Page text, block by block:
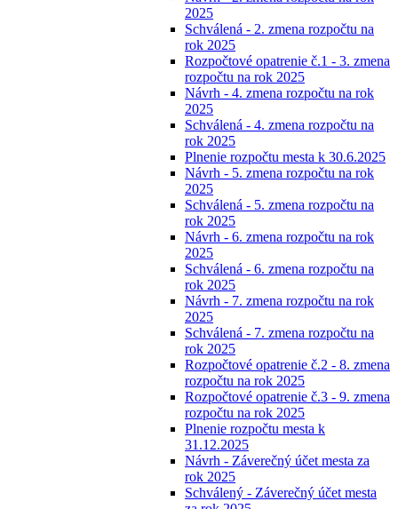
2025
Schválená - 2. zmena rozpočtu na
rok 2025
Rozpočtové opatrenie č.1 - 3. zmena
rozpočtu na rok 2025
Návrh - 4. zmena rozpočtu na rok
2025
Schválená - 4. zmena rozpočtu na
rok 2025
Plnenie rozpočtu mesta k 30.6.2025
Návrh - 5. zmena rozpočtu na rok
2025
Schválená - 5. zmena rozpočtu na
rok 2025
Návrh - 6. zmena rozpočtu na rok
2025
Schválená - 6. zmena rozpočtu na
rok 2025
Návrh - 7. zmena rozpočtu na rok
2025
Schválená - 7. zmena rozpočtu na
rok 2025
Rozpočtové opatrenie č.2 - 8. zmena
rozpočtu na rok 2025
Rozpočtové opatrenie č.3 - 9. zmena
rozpočtu na rok 2025
Plnenie rozpočtu mesta k
31.12.2025
Návrh - Záverečný účet mesta za
rok 2025
Schválený - Záverečný účet mesta